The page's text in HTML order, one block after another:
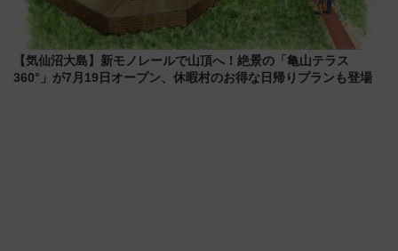
【気仙沼大島】新モノレールで山頂へ！絶景の「亀山テラス
360°」が7月19日オープン、休暇村のお得な日帰りプランも登場